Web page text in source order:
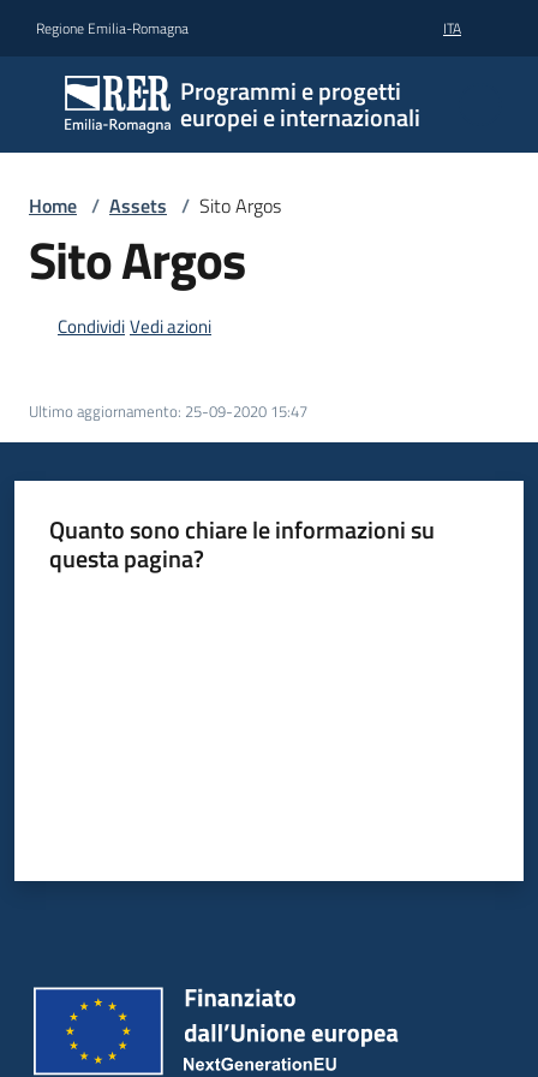
Regione Emilia-Romagna ITA
Programmi e progetti
europei e internazionali
Home / Assets / Sito Argos
Sito Argos
CondividiVedi azioni
Ultimo aggiornamento: 25-09-2020 15:47
Quanto sono chiare le informazioni su
questa pagina?